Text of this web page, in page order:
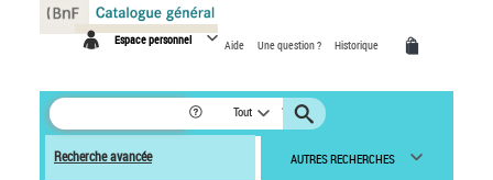
Espace personnel Aide Une question ? Historique
Tout
Recherche avancée AUTRES RECHERCHES
Panneau de gestion des cookies